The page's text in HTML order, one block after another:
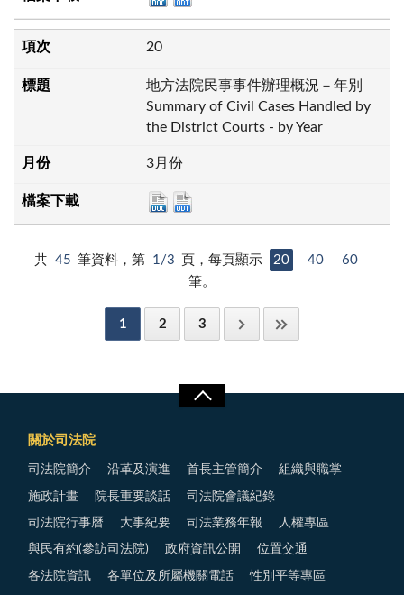
20
地方法院民事事件辦理概況－年別
Summary of Civil Cases Handled by
the District Courts - by Year
3月份
共 45 筆資料，第 1/3 頁，每頁顯示 20 40
60
筆。
1 2 3
關於司法院
司法院簡介 沿革及演進 首長主管簡介 組織與職掌
施政計畫 院長重要談話 司法院會議紀錄
司法院行事曆 大事紀要 司法業務年報 人權專區
與民有約(參訪司法院) 政府資訊公開 位置交通
各法院資訊 各單位及所屬機關電話 性別平等專區